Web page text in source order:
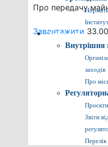
Громадянам
Внутрішня
заходів
Про
Звіти
Про передачу
Завантажити